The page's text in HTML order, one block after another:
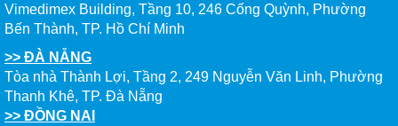
Vimedimex Building, Tầng 10, 246 Cống Quỳnh, Phường
Bến Thành, TP. Hồ Chí Minh
>> ĐÀ NẴNG
Tòa nhà Thành Lợi, Tầng 2, 249 Nguyễn Văn Linh, Phường
Thanh Khê, TP. Đà Nẵng
>> ĐỒNG NAI